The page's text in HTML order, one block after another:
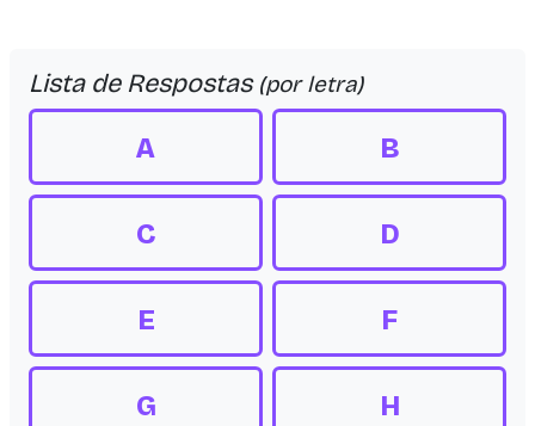
Lista de Respostas (por letra)
A B
C D
E F
G H